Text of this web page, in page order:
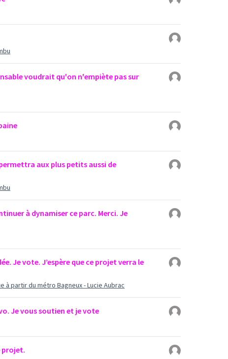
voudrait qu'on n'empiète pas sur
aux plus petits aussi de
à dynamiser ce parc. Merci. Je
Je vote. J’espère que ce projet verra le
partir du métro Bagneux - Lucie Aubrac
Je vous soutien et je vote
projet.